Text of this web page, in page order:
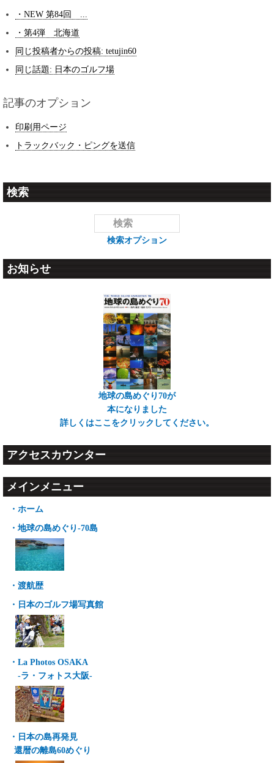
・NEW 第84回 ...
・第4弾 北海道
同じ投稿者からの投稿: tetujin60
同じ話題: 日本のゴルフ場
記事のオプション
印刷用ページ
トラックバック・ピングを送信
検索
検索オプション
お知らせ
地球の島めぐり70が
本になりました
詳しくはここをクリックしてください。
アクセスカウンター
メインメニュー
・ホーム
・地球の島めぐり-70島
・渡航歴
・日本のゴルフ場写真館
・La Photos OSAKA
-ラ・フォトス大阪-
・日本の島再発見
還暦の離島60めぐり